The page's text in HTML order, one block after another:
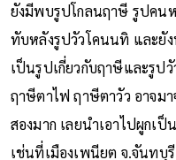
ยังมีพบรูปโกลนฤาษี รูปคน
ทับหลังรูปวัวโคนนทิ และยั
เป็นรูปเกี่ยวกับฤาษีและรูป
ฤาษีตาไฟ ฤาษีตาวัว อาจม
สองมาก เลยนำเอาไปผูกเ
เช่นที่เมืองเพนียต จ.จันทบุ